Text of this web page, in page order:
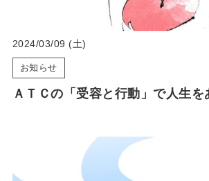
2024/03/09 (土)
お知らせ
ＡＴＣの「受容と行動」で人生を